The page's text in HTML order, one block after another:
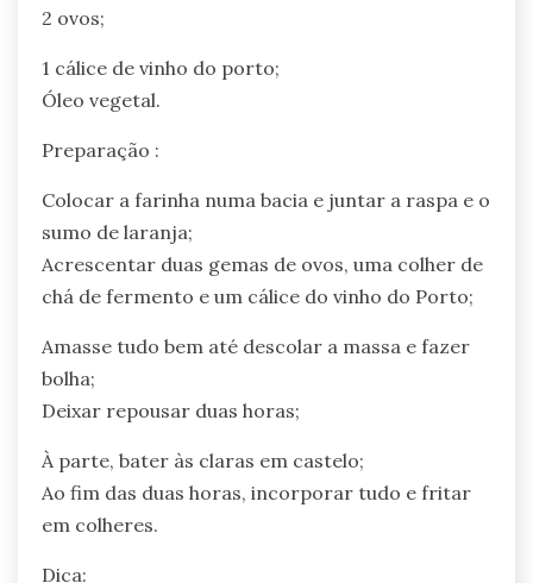
2 ovos;
1 cálice de vinho do porto;
Óleo vegetal.
Preparação :
Colocar a farinha numa bacia e juntar a raspa e o
sumo de laranja;
Acrescentar duas gemas de ovos, uma colher de
chá de fermento e um cálice do vinho do Porto;
Amasse tudo bem até descolar a massa e fazer
bolha;
Deixar repousar duas horas;
À parte, bater às claras em castelo;
Ao fim das duas horas, incorporar tudo e fritar
em colheres.
Dica: